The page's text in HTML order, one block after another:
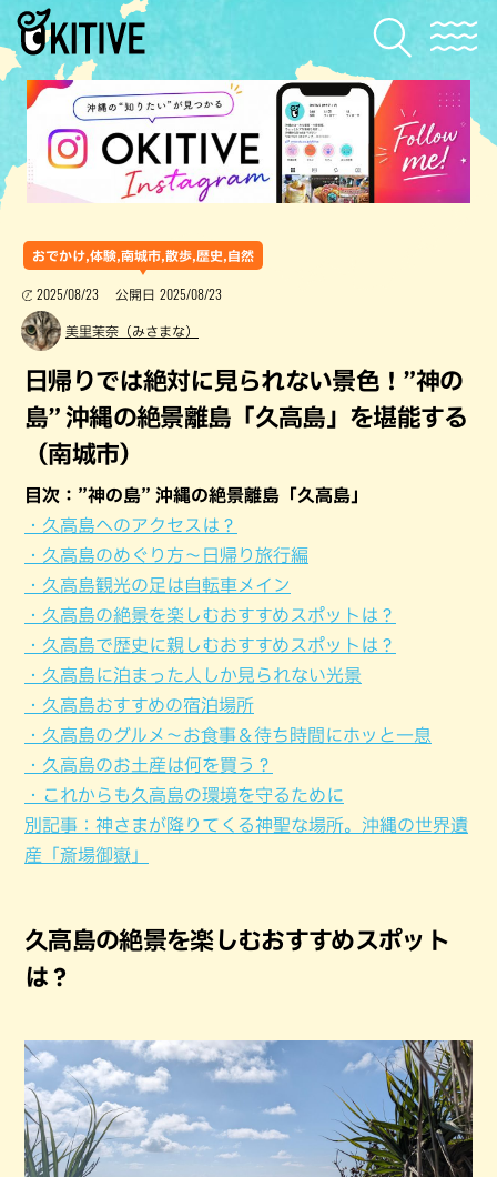
おでかけ,体験,南城市,散歩,歴史,自然
2025/08/23 公開日 2025/08/23
美里茉奈（みさまな）
日帰りでは絶対に見られない景色！”神の
島” 沖縄の絶景離島「久高島」を堪能する
（南城市）
目次：”神の島” 沖縄の絶景離島「久高島」
・久高島へのアクセスは？
・久高島のめぐり方～日帰り旅行編
・久高島観光の足は自転車メイン
・久高島の絶景を楽しむおすすめスポットは？
・久高島で歴史に親しむおすすめスポットは？
・久高島に泊まった人しか見られない光景
・久高島おすすめの宿泊場所
・久高島のグルメ～お食事＆待ち時間にホッと一息
・久高島のお土産は何を買う？
・これからも久高島の環境を守るために
別記事：神さまが降りてくる神聖な場所。沖縄の世界遺
産「斎場御嶽」
久高島の絶景を楽しむおすすめスポット
は？